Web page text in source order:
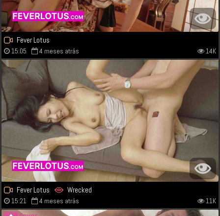
Fever Lotus
15:05 4 meses atrás 14K
Fever Lotus Wrecked
15:21 4 meses atrás 11K